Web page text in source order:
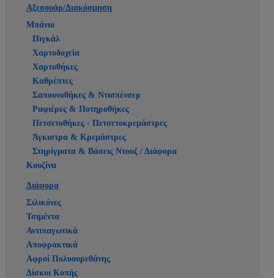
Αξεσουάρ/Διακόσμηση
Μπάνιο
Πιγκάλ
Χαρτοδοχεία
Χαρτοθήκες
Καθρέπτες
Σαπουνοθήκες & Ντισπένσερ
Ραφιέρες & Ποτηροθήκες
Πετσετοθήκες - Πετσετοκρεμάστρες
Άγκιστρα & Κρεμάστρες
Στηρίγματα & Βάσεις Ντουζ / Διάφορα
Κουζίνα
Διάφορα
Σιλικόνες
Τσιμέντα
Αντιπαγωτικά
Αποφρακτικά
Αφροί Πολυουρεθάνης
Δίσκοι Κοπής